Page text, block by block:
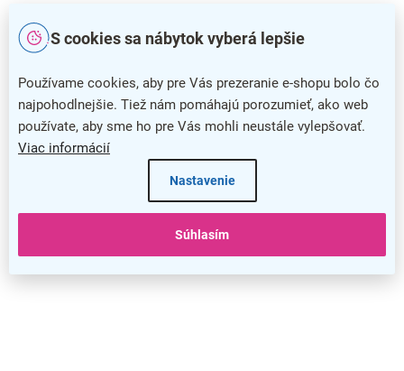
S cookies sa nábytok vyberá lepšie
Používame cookies, aby pre Vás prezeranie e-shopu bolo čo
najpohodlnejšie. Tiež nám pomáhajú porozumieť, ako web
používate, aby sme ho pre Vás mohli neustále vylepšovať.
Viac informácií
Nastavenie
Súhlasím
Garáž, dielňa, sklad. Čo im nesmie chýbať?
Či už ste profesionálny remeselník, alebo zapálený domáci majster,
zaslúžite si na svoju prácu bezpečné a dobre vybavené prostredie.
Aké náradie nesmie chýbať práve vo vašej dielni, viete samozrejme n...